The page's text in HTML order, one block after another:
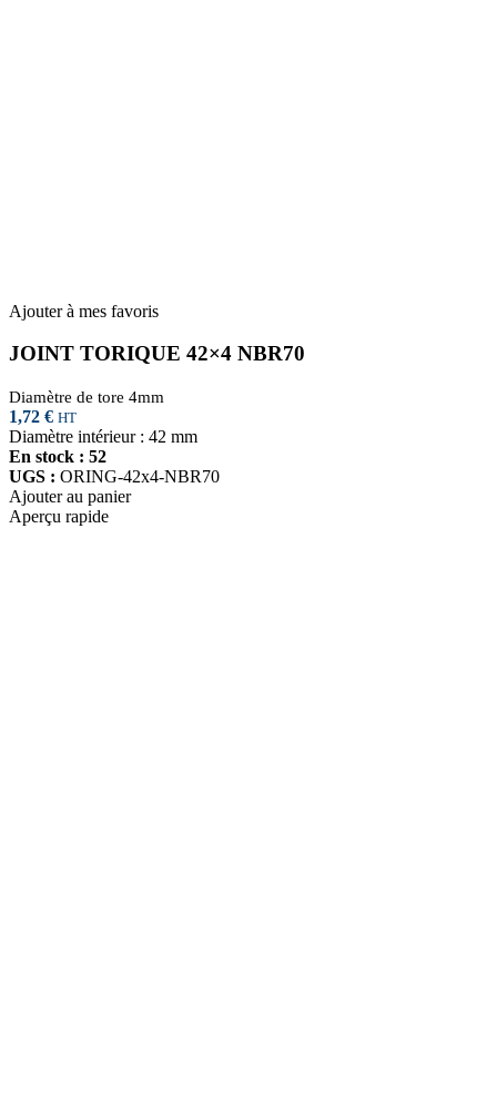
Ajouter à mes favoris
JOINT TORIQUE 42×4 NBR70
Diamètre de tore 4mm
1,72 € HT
Diamètre intérieur : 42 mm
En stock : 52
UGS : ORING-42x4-NBR70
Ajouter au panier
Aperçu rapide